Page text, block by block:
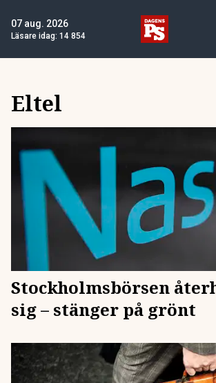
07 aug. 2026
Läsare idag: 14 854
Eltel
Stockholmsbörsen
sig – stänger på grönt